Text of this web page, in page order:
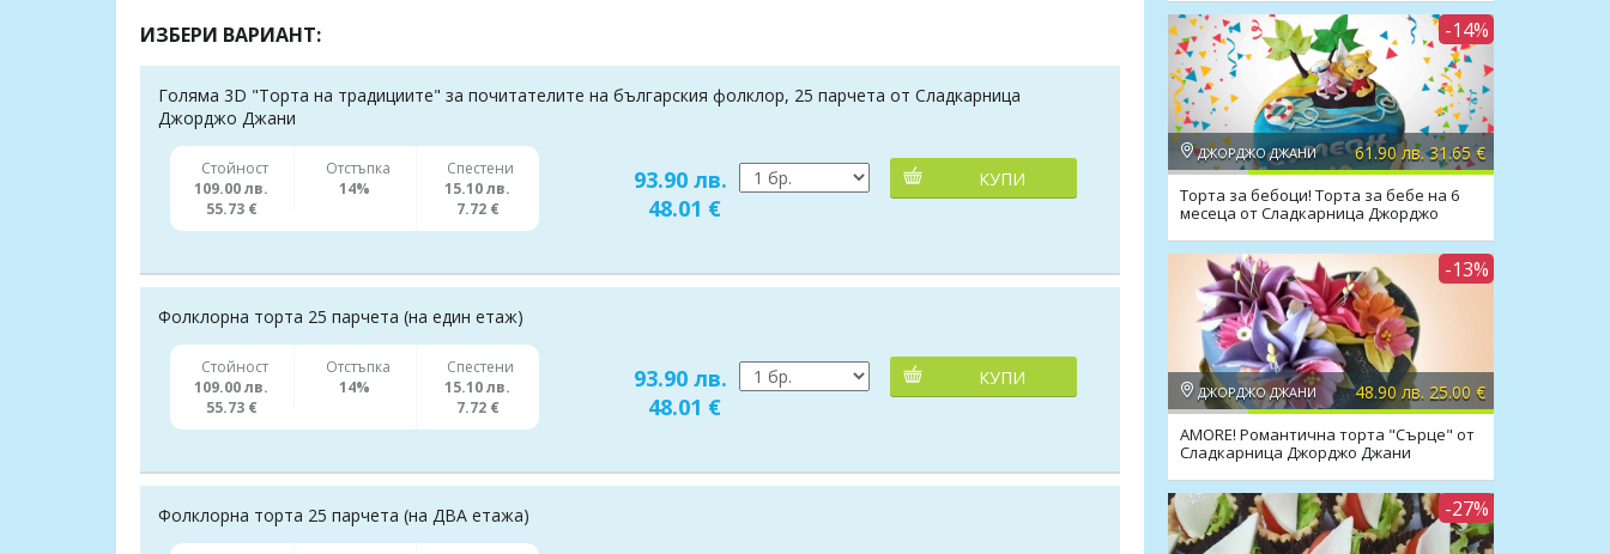
ИЗБЕРИ ВАРИАНТ:
Голяма 3D "Торта на традициите" за почитателите на българския фолклор, 25 парчета от Сладкарница
Джорджо Джани
Стойност
109.00 лв.
55.73 €
Отстъпка
14%
Спестени
15.10 лв.
7.72 €
93.90 лв.
48.01 €
КУПИ
Фолклорна торта 25 парчета (на един етаж)
Стойност
109.00 лв.
55.73 €
Отстъпка
14%
Спестени
15.10 лв.
7.72 €
93.90 лв.
48.01 €
КУПИ
Фолклорна торта 25 парчета (на ДВА етажа)
-14%
ДЖОРДЖО ДЖАНИ 61.90 лв. 31.65 €
Торта за бебоци! Торта за бебе на 6
месеца от Сладкарница Джорджо
-13%
ДЖОРДЖО ДЖАНИ 48.90 лв. 25.00 €
AMORE! Романтична торта "Сърце" от
Сладкарница Джорджо Джани
-27%